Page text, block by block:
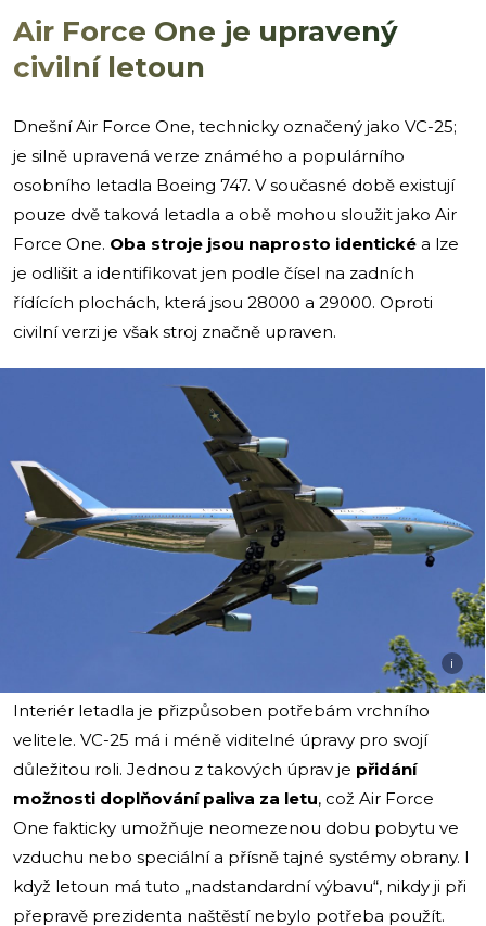
Air Force One je upravený
civilní letoun
Dnešní Air Force One, technicky označený jako VC-25;
je silně upravená verze známého a populárního
osobního letadla Boeing 747. V současné době existují
pouze dvě taková letadla a obě mohou sloužit jako Air
Force One. Oba stroje jsou naprosto identické a lze
je odlišit a identifikovat jen podle čísel na zadních
řídících plochách, která jsou 28000 a 29000. Oproti
civilní verzi je však stroj značně upraven.
i
Interiér letadla je přizpůsoben potřebám vrchního
velitele. VC-25 má i méně viditelné úpravy pro svojí
důležitou roli. Jednou z takových úprav je přidání
možnosti doplňování paliva za letu, což Air Force
One fakticky umožňuje neomezenou dobu pobytu ve
vzduchu nebo speciální a přísně tajné systémy obrany. I
když letoun má tuto „nadstandardní výbavu“, nikdy ji při
přepravě prezidenta naštěstí nebylo potřeba použít.